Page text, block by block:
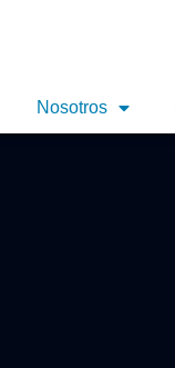
Nosotros